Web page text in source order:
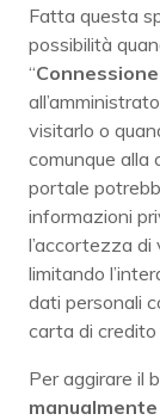
Fatta questa
possibilità
“
visitarlo o
comunque alla
portale
informazioni
l’accortezza
limitando
dati personali
carta di credito
Per aggirare il